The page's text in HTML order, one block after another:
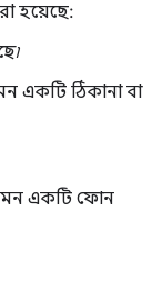
হয়েছে:
একটি ঠিকানা বা
একটি ফোন